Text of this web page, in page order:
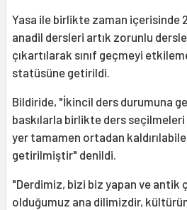
Yasa ile birlikte zaman içerisinde
anadil dersleri artık zorunlu
çıkartılarak sınıf geçmeyi
statüsüne getirildi.
Bildiride, "İkincil ders durumuna
baskılarla birlikte ders seçilmeleri
yer tamamen ortadan
getirilmiştir" denildi.
"Derdimiz, bizi biz yapan ve antik
olduğumuz ana dilimizdir,